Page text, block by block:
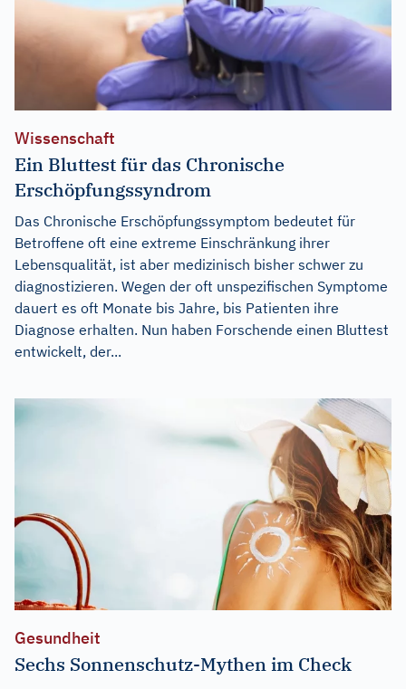
Wissenschaft
Ein Bluttest für das Chronische
Erschöpfungssyndrom
Das Chronische Erschöpfungssymptom bedeutet für
Betroffene oft eine extreme Einschränkung ihrer
Lebensqualität, ist aber medizinisch bisher schwer zu
diagnostizieren. Wegen der oft unspezifischen Symptome
dauert es oft Monate bis Jahre, bis Patienten ihre
Diagnose erhalten. Nun haben Forschende einen Bluttest
entwickelt, der...
Gesundheit
Sechs Sonnenschutz-Mythen im Check